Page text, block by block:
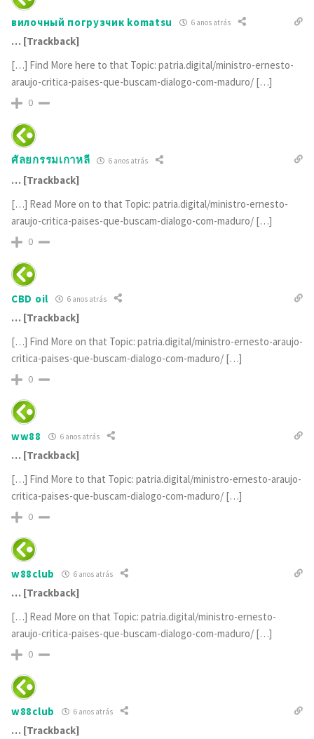
вилочный погрузчик komatsu 6 anos atrás
… [Trackback]
[…] Find More here to that Topic: patria.digital/ministro-ernesto-
araujo-critica-paises-que-buscam-dialogo-com-maduro/ […]
0
ศัลยกรรมเกาหลี 6 anos atrás
… [Trackback]
[…] Read More on to that Topic: patria.digital/ministro-ernesto-
araujo-critica-paises-que-buscam-dialogo-com-maduro/ […]
0
CBD oil 6 anos atrás
… [Trackback]
[…] Find More on that Topic: patria.digital/ministro-ernesto-araujo-
critica-paises-que-buscam-dialogo-com-maduro/ […]
0
ww88 6 anos atrás
… [Trackback]
[…] Find More to that Topic: patria.digital/ministro-ernesto-araujo-
critica-paises-que-buscam-dialogo-com-maduro/ […]
0
w88club 6 anos atrás
… [Trackback]
[…] Read More on that Topic: patria.digital/ministro-ernesto-
araujo-critica-paises-que-buscam-dialogo-com-maduro/ […]
0
w88club 6 anos atrás
… [Trackback]